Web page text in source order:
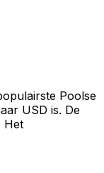
Poolse
USD is. De
Het